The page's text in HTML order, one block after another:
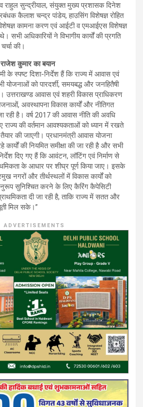
सुन्द्रीयाल, संयुक्त मुख्य प्रशासक दिनेश
कैलाश चन्द्र पांडेय, हाउसिंग विशेषज्ञ रोहित
कामना करण एवं आईटी व एमआईएस विशेषज्ञ
सभी अधिकारियों ने विभागीय कार्यों की प्रगति
की।
कुमार का बयान
के स्पष्ट दिशा-निर्देश हैं कि राज्य में आवास एवं
योजनाओं को पारदर्शी, समयबद्ध और जनहितैषी
उत्तराखण्ड आवास एवं शहरी विकास प्राधिकरण
अवस्थापना विकास कार्यों और नीतिगत
रही है। वर्ष 2017 की आवास नीति की अवधि
राज्य की वर्तमान आवश्यकताओं को ध्यान में रखते
की जाएगी। प्रधानमंत्री आवास योजना
की नियमित समीक्षा की जा रही है और सभी
दिए गए हैं कि आवंटन, लॉटिंग एवं निर्माण से
के आधार पर शीघ्र पूर्ण किया जाए। इसके
नगरों और तीर्थस्थलों में विकास कार्यों को
सुनिश्चित करने के लिए कैरिंग कैपेसिटी
दी जा रही है, ताकि राज्य में सतत और
मिल सके।”
ADVERTISEMENTS